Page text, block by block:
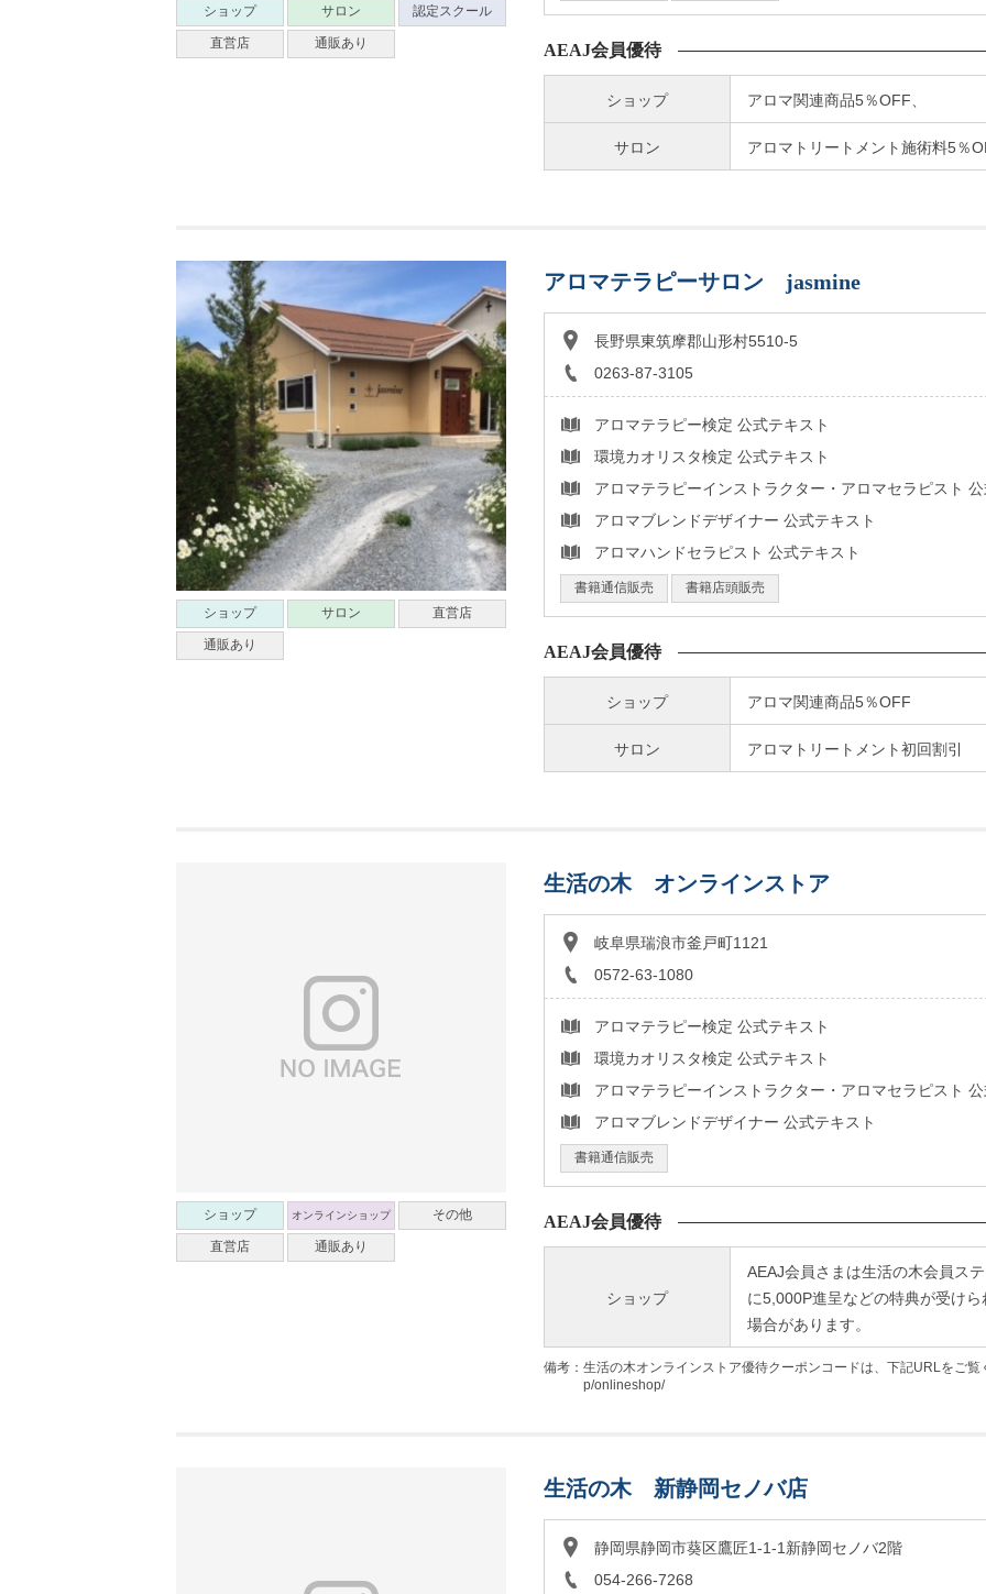
ショップ サロン 認定スクール
直営店 通販あり AEAJ会員優待
ショップ アロマ関連商品5％OFF、
サロン アロマトリートメント施術料5％
ショップ サロン 直営店
通販あり
アロマテラピーサロン jasmine
長野県東筑摩郡山形村5510-5
0263-87-3105
アロマテラピー検定 公式テキスト
環境カオリスタ検定 公式テキスト
アロマテラピーインストラクター・アロマセラピスト 公
アロマブレンドデザイナー 公式テキスト
アロマハンドセラピスト 公式テキスト
書籍通信販売 書籍店頭販売
AEAJ会員優待
ショップ アロマ関連商品5％OFF
サロン アロマトリートメント初回割引
ショップ オンラインショップ その他
直営店 通販あり
生活の木 オンラインストア
岐阜県瑞浪市釜戸町1121
0572-63-1080
アロマテラピー検定 公式テキスト
環境カオリスタ検定 公式テキスト
アロマテラピーインストラクター・アロマセラピスト 公
アロマブレンドデザイナー 公式テキスト
書籍通信販売
AEAJ会員優待
ショップ
AEAJ会員さまは生活の木会員ス
に5,000P進呈などの特典が受け
場合があります。
備考：生活の木オンラインストア優待クーポンコードは、下記URLをご
p/onlineshop/
生活の木 新静岡セノバ店
静岡県静岡市葵区鷹匠1-1-1新静岡セノバ2階
054-266-7268